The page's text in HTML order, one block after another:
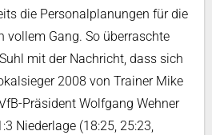
die Personalplanungen für die
vollem Gang. So überraschte
mit der Nachricht, dass sich
2008 von Trainer Mike
Präsident Wolfgang Wehner
Niederlage (18:25, 25:23,